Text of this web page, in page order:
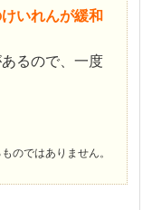
いれんが緩和
るので、一度
のではありません。